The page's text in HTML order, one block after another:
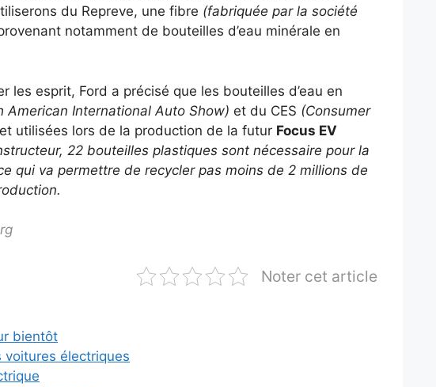
du Repreve, une fibre (fabriquée par la société
notamment de bouteilles d’eau minérale en
les esprit, Ford a précisé que les bouteilles d’eau en
American International Auto Show) et du CES (Consumer
utilisées lors de la production de la futur Focus EV
22 bouteilles plastiques sont nécessaire pour la
qui va permettre de recycler pas moins de 2 millions de
Noter cet article
bientôt
électriques